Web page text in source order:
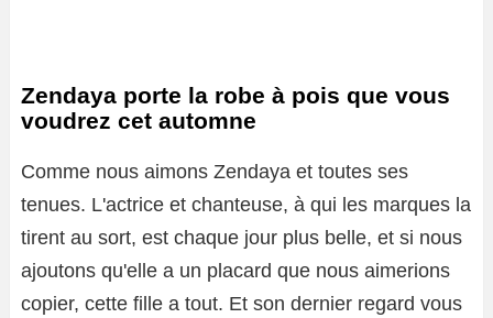
Zendaya porte la robe à pois que vous
voudrez cet automne
Comme nous aimons Zendaya et toutes ses
tenues. L'actrice et chanteuse, à qui les marques la
tirent au sort, est chaque jour plus belle, et si nous
ajoutons qu'elle a un placard que nous aimerions
copier, cette fille a tout. Et son dernier regard vous